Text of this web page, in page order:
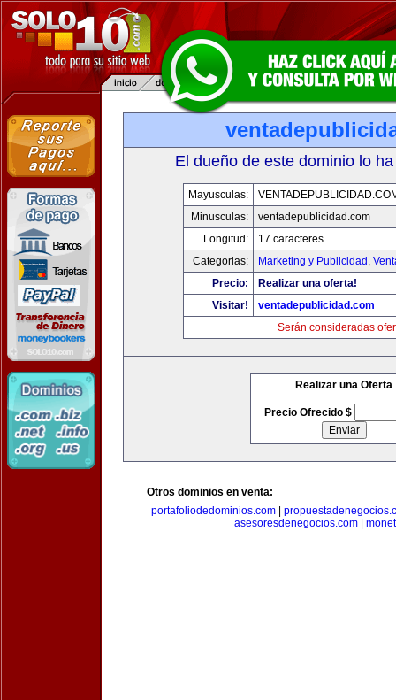
El dueño de este dominio lo
Mayusculas:
Minusculas:
ventadepublicidad.com
Longitud:
17 caracteres
Categorias:
Marketing y Publicidad ,
Precio:
Realizar una oferta!
Visitar!
ventadepublicidad.com
Serán consideradas
Realizar una Oferta
Precio Ofrecido $
Otros dominios en venta:
portafoliodedominios.com|
asesoresdenegocios.com